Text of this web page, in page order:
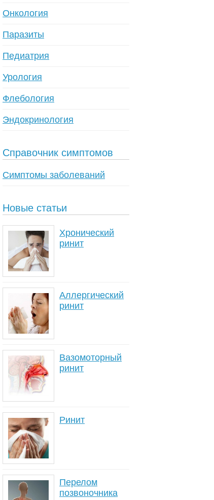
Онкология
Паразиты
Педиатрия
Урология
Флебология
Эндокринология
Справочник симптомов
Симптомы заболеваний
Новые статьи
Хронический
ринит
Аллергический
ринит
Вазомоторный
ринит
Ринит
Перелом
позвоночника